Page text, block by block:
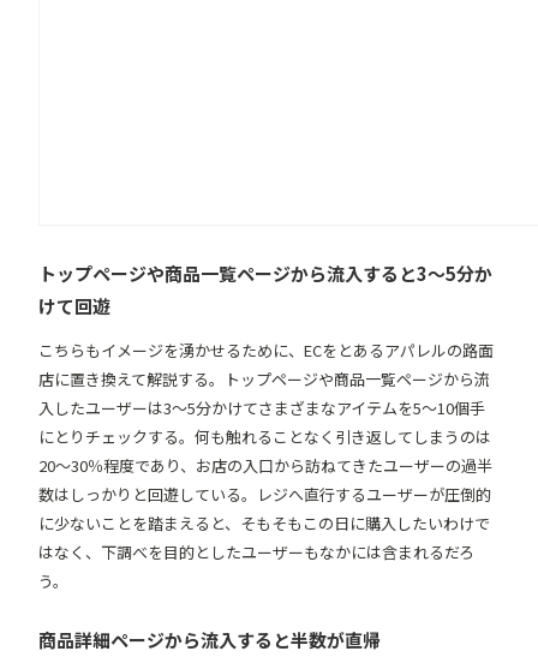
トップページや商品一覧ページから流入すると3〜5分か
けて回遊
こちらもイメージを湧かせるために、ECをとあるアパレルの路面
店に置き換えて解説する。トップページや商品一覧ページから流
入したユーザーは3〜5分かけてさまざまなアイテムを5〜10個手
にとりチェックする。何も触れることなく引き返してしまうのは
20〜30％程度であり、お店の入口から訪ねてきたユーザーの過半
数はしっかりと回遊している。レジへ直行するユーザーが圧倒的
に少ないことを踏まえると、そもそもこの日に購入したいわけで
はなく、下調べを目的としたユーザーもなかには含まれるだろ
う。
商品詳細ページから流入すると半数が直帰